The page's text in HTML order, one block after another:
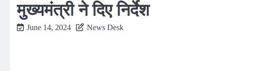
मुख्यमंत्री ने दिए निर्देश
June 14, 2024 News Desk